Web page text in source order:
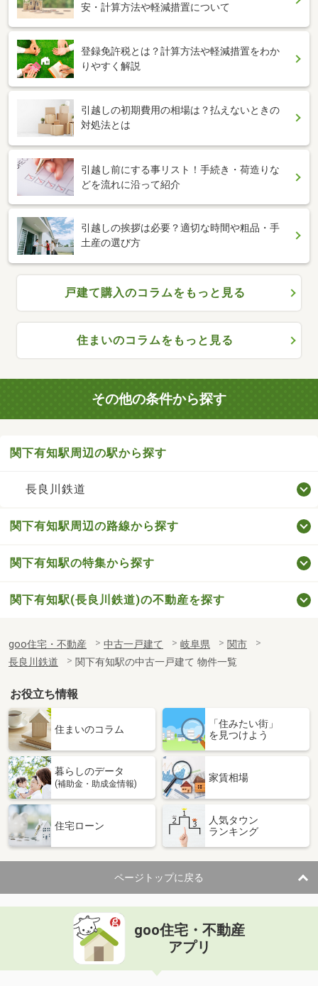
安・計算方法や軽減措置について
登録免許税とは？計算方法や軽減措置をわか
りやすく解説
引越しの初期費用の相場は？払えないときの
対処法とは
引越し前にする事リスト！手続き・荷造りな
どを流れに沿って紹介
引越しの挨拶は必要？適切な時間や粗品・手
土産の選び方
戸建て購入のコラムをもっと見る
住まいのコラムをもっと見る
その他の条件から探す
関下有知駅周辺の駅から探す
長良川鉄道
関下有知駅周辺の路線から探す
関下有知駅の特集から探す
関下有知駅(長良川鉄道)の不動産を探す
goo住宅・不動産 中古一戸建て 岐阜県
関市
長良川鉄道
関下有知駅の中古一戸建て 物件一覧
お役立ち情報
住まいのコラム
「住みたい街」
を見つけよう
暮らしのデータ
(補助金・助成金情報)
家賃相場
住宅ローン
人気タウン
ランキング
ページトップに戻る
goo住宅・不動産
アプリ